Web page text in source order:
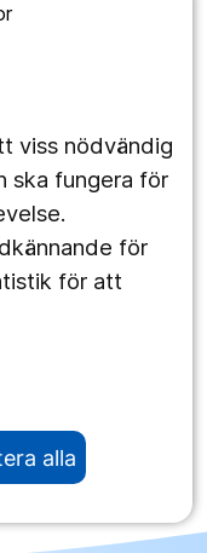
viss nödvändig
ska fungera för
för
för att
alla